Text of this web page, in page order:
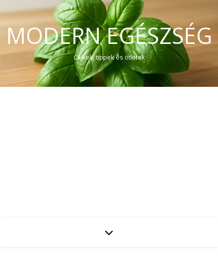
MODERN EGÉSZSÉG
Cikkek, tippek és ötletek